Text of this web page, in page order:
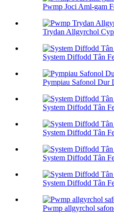
Pwmp Joci Aml-gam
Trydan Allgyrchol
System Diffodd Tân
Pympiau Safonol Dur
System Diffodd Tân
System Diffodd Tân
System Diffodd Tân
System Diffodd Tân
Pwmp allgyrchol